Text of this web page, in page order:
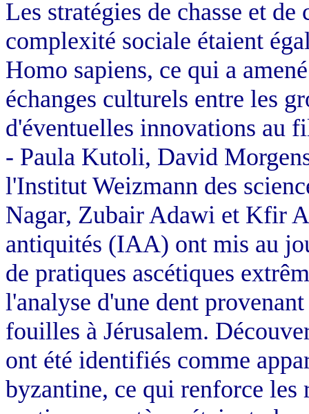
Les stratégies de chasse et
complexité sociale étaient
Homo sapiens, ce qui a
échanges culturels entre les
d'éventuelles innovations au
- Paula Kutoli, David
l'Institut Weizmann des
Nagar, Zubair Adawi et Kfir
antiquités (IAA) ont mis au
de pratiques ascétiques
l'analyse d'une dent
fouilles à Jérusalem.
ont été identifiés comme
byzantine, ce qui renforce les